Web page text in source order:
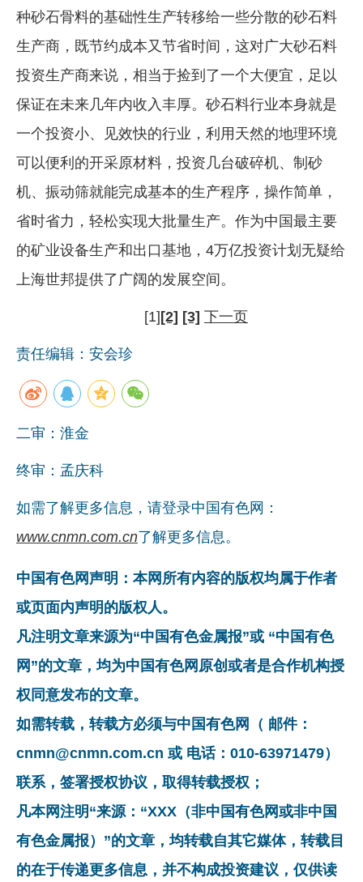
种砂石骨料的基础性生产转移给一些分散的砂石料
生产商，既节约成本又节省时间，这对广大砂石料
投资生产商来说，相当于捡到了一个大便宜，足以
保证在未来几年内收入丰厚。砂石料行业本身就是
一个投资小、见效快的行业，利用天然的地理环境
可以便利的开采原材料，投资几台破碎机、制砂
机、振动筛就能完成基本的生产程序，操作简单，
省时省力，轻松实现大批量生产。作为中国最主要
的矿业设备生产和出口基地，4万亿投资计划无疑给
上海世邦提供了广阔的发展空间。
[1][2] [3] 下一页
责任编辑：安会珍
二审：淮金
终审：孟庆科
如需了解更多信息，请登录中国有色网：
www.cnmn.com.cn了解更多信息。
中国有色网声明：本网所有内容的版权均属于作者
或页面内声明的版权人。
凡注明文章来源为“中国有色金属报”或 “中国有色
网”的文章，均为中国有色网原创或者是合作机构授
权同意发布的文章。
如需转载，转载方必须与中国有色网（ 邮件：
cnmn@cnmn.com.cn 或 电话：010-63971479）
联系，签署授权协议，取得转载授权；
凡本网注明“来源：“XXX（非中国有色网或非中国
有色金属报）”的文章，均转载自其它媒体，转载目
的在于传递更多信息，并不构成投资建议，仅供读